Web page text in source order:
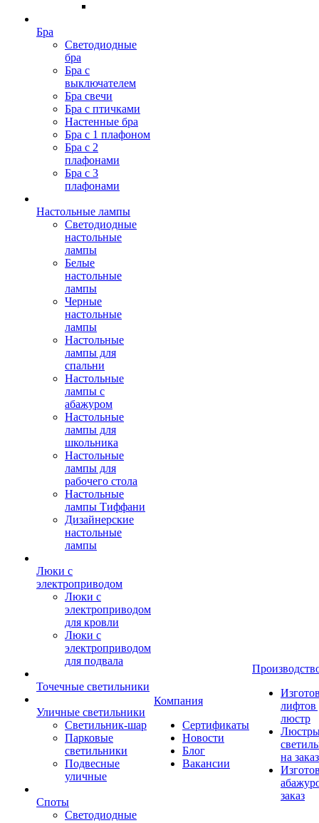
Бра
Светодиодные
бра
Бра с
выключателем
Бра свечи
Бра с птичками
Настенные бра
Бра с 1 плафоном
Бра с 2
плафонами
Бра с 3
плафонами
Настольные лампы
Светодиодные
настольные
лампы
Белые
настольные
лампы
Черные
настольные
лампы
Настольные
лампы для
спальни
Настольные
лампы с
абажуром
Настольные
лампы для
школьника
Настольные
лампы для
рабочего стола
Настольные
лампы Тиффани
Дизайнерские
настольные
лампы
Люки с
электроприводом
Люки с
электроприводом
для кровли
Люки с
электроприводом
для подвала
Точечные светильники
Уличные светильники
Светильник-шар
Парковые
светильники
Подвесные
уличные
Споты
Светодиодные
Компания
Сертификаты
Новости
Блог
Вакансии
лифтов
люстр
на заказ
заказ